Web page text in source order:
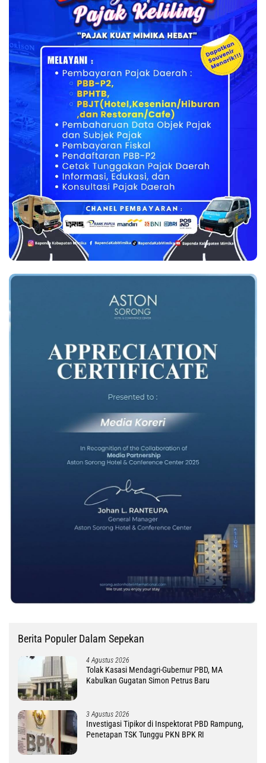
Berita Populer Dalam Sepekan
4 Agustus 2026
Tolak Kasasi Mendagri-Gubernur PBD, MA
Kabulkan Gugatan Simon Petrus Baru
3 Agustus 2026
Investigasi Tipikor di Inspektorat PBD Rampung,
Penetapan TSK Tunggu PKN BPK RI